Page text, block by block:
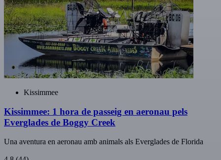
Kissimmee
Kissimmee: 1 hora de passeig en aeronau pels
Everglades de Boggy Creek
Una aventura en aeronau amb animals als Everglades de Florida